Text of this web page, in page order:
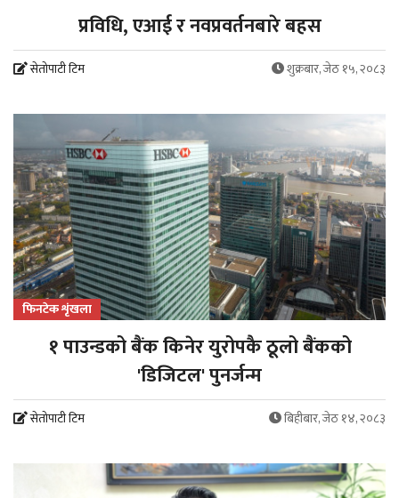
प्रविधि, एआई र नवप्रवर्तनबारे बहस
सेतोपाटी टिम शुक्रबार, जेठ १५, २०८३
फिनटेक शृंखला
१ पाउन्डको बैंक किनेर युरोपकै ठूलो बैंकको
'डिजिटल' पुनर्जन्म
सेतोपाटी टिम बिहीबार, जेठ १४, २०८३